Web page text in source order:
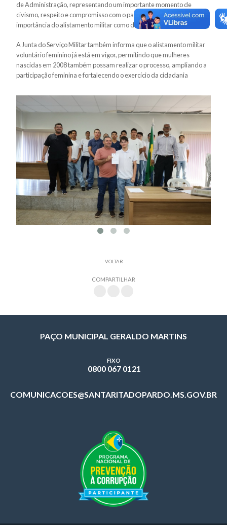
de Administração, representando um importante momento de
civismo, respeito e compromisso com o país, além de reforçar a
importância do alistamento militar como dever cívico.
A Junta do Serviço Militar também informa que o alistamento militar
voluntário feminino já está em vigor, permitindo que mulheres
nascidas em 2008 também possam realizar o processo, ampliando a
participação feminina e fortalecendo o exercício da cidadania
VOLTAR
COMPARTILHAR
PAÇO MUNICIPAL GERALDO MARTINS
FIXO
0800 067 0121
COMUNICACOES@SANTARITADOPARDO.MS.GOV.BR